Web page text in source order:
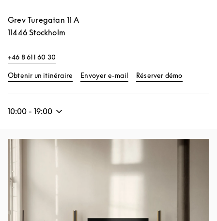
Grev Turegatan 11 A
11446 Stockholm
+46 8 611 60 30
Obtenir un itinéraire Link Opens in New Tab
Envoyer e-mail Réserver démo
10:00 - 19:00
Image de l’événement